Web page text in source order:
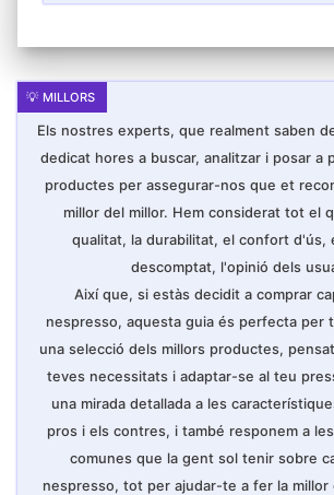
Els nostres experts, que realment saben
dedicat hores a buscar, analitzar i posar a
productes per assegurar-nos que et
millor del millor. Hem considerat tot el
qualitat, la durabilitat, el confort d'ús,
descomptat, l'opinió dels
Així que, si estàs decidit a comprar
nespresso, aquesta guia és perfecta per
una selecció dels millors productes,
teves necessitats i adaptar-se al teu
una mirada detallada a les
pros i els contres, i també responem a
comunes que la gent sol tenir sobre
nespresso, tot per ajudar-te a fer la millor